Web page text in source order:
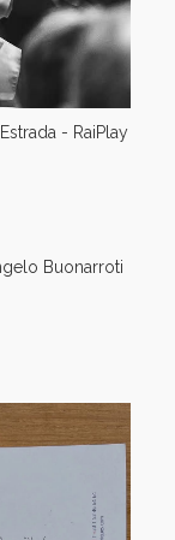
- RaiPlay
Buonarroti